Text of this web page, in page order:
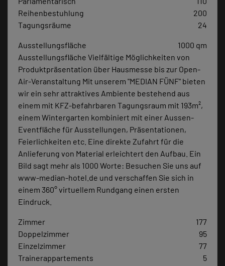
Reihenbestuhlung
200
Tagungsräume
24
Ausstellungsfläche
1000 qm
Ausstellungsfläche Vielfältige Möglichkeiten von
Produktpräsentation über Hausmesse bis zur Open-
Air-Veranstaltung Mit unserem "MEDIAN FÜNF" bieten
wir ein sehr attraktives Ambiente bestehend aus
einem mit KFZ-befahrbaren Tagungsraum mit 193m²,
einem Wintergarten kombiniert mit einer Aussen-
Eventfläche für Ausstellungen, Präsentationen,
Feierlichkeiten etc. Eine direkte Zufahrt für die
Anlieferung von Material erleichtert den Aufbau. Ein
Bild sagt mehr als 1000 Worte: Besuchen Sie uns auf
www-median-hotel.de und verschaffen Sie sich in
einem 360° virtuellem Rundgang einen ersten
Eindruck.
Zimmer
177
Doppelzimmer
95
Einzelzimmer
77
Trainerappartements
5